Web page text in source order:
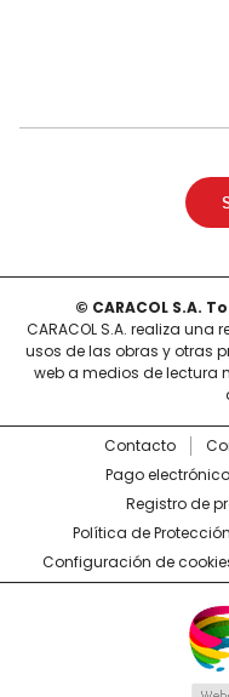
© CARACOL S.A.
CARACOL S.A. realiza
usos de las obras y otras
web a medios de lectura
Contacto
Pago
Registro de
Política de
Configuración de